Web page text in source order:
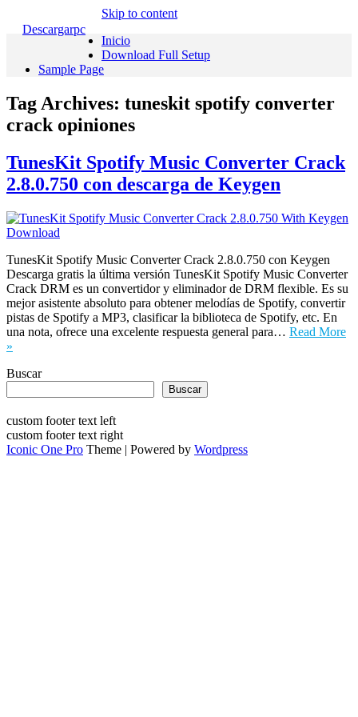
Descargarpc
Skip to content
Inicio
Download Full Setup
Sample Page
Tag Archives: tuneskit spotify converter
crack opiniones
TunesKit Spotify Music Converter Crack
2.8.0.750 con descarga de Keygen
TunesKit Spotify Music Converter Crack 2.8.0.750 con Keygen
Descarga gratis la última versión TunesKit Spotify Music Converter
Crack DRM es un convertidor y eliminador de DRM flexible. Es su
mejor asistente absoluto para obtener melodías de Spotify, convertir
pistas de Spotify a MP3, clasificar la biblioteca de Spotify, etc. En
una nota, ofrece una excelente respuesta general para… Read More
»
Buscar
Buscar
custom footer text left
custom footer text right
Iconic One Pro Theme | Powered by Wordpress